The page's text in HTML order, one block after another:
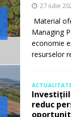
27 iulie
Material
Managing
economie
resurselor
reduc